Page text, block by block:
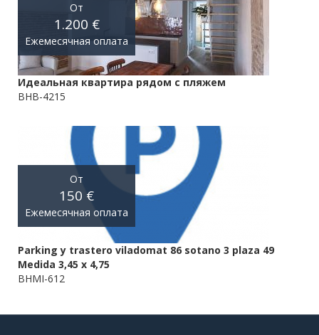
От
1.200 €
Ежемесячная оплата
Идеальная квартира рядом с пляжем
BHB-4215
От
150 €
Ежемесячная оплата
Parking y trastero viladomat 86 sotano 3 plaza 49
Medida 3,45 x 4,75
BHMI-612